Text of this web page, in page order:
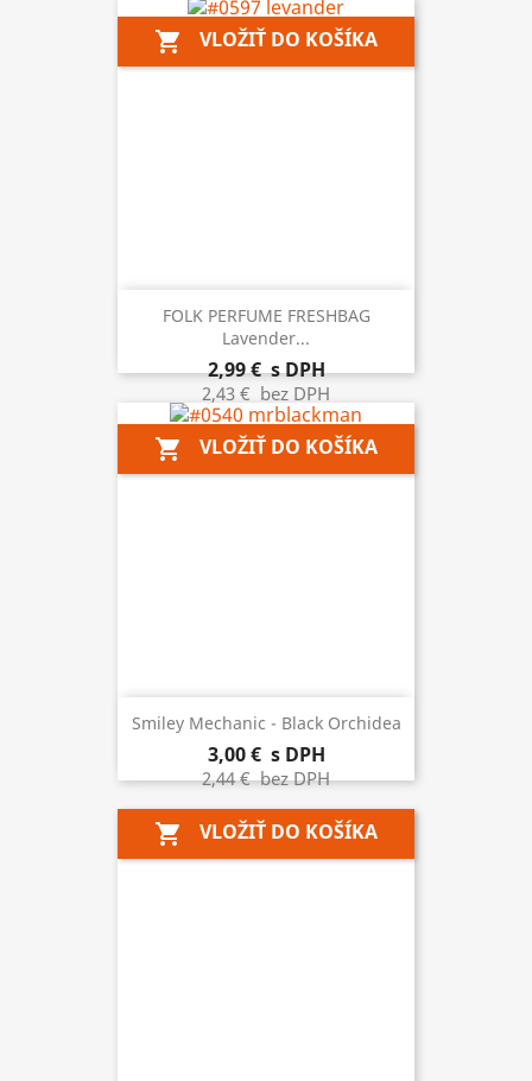
shopping_cart VLOŽIŤ DO KOŠÍKA
FOLK PERFUME FRESHBAG
Lavender...
2,99 €s DPH
2,43 € bez DPH
shopping_cart VLOŽIŤ DO KOŠÍKA
Smiley Mechanic - Black Orchidea
3,00 € s DPH
2,44 €bez DPH
shopping_cart VLOŽIŤ DO KOŠÍKA